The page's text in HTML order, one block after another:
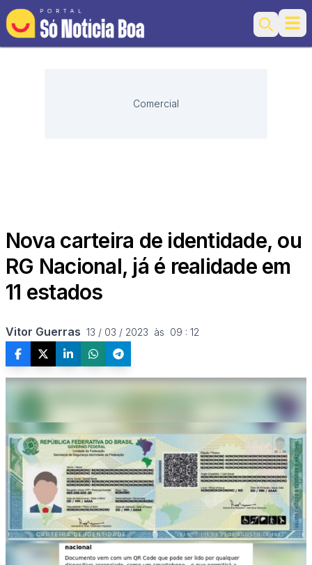
Search
Comercial
Nova carteira de identidade, ou
RG Nacional, já é realidade em
11 estados
Vitor Guerras 13 / 03 / 2023  às  09 : 12